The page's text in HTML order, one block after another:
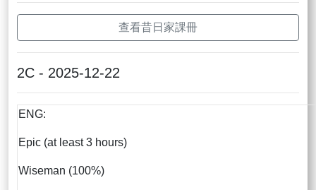
查看昔日家課冊
2C - 2025-12-22
ENG:
Epic (at least 3 hours)
Wiseman (100%)